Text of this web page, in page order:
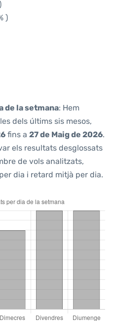
)
de la setmana: Hem
dels últims sis mesos,
fins a 27 de Maig de 2026.
els resultats desglossats
de vols analitzats,
dia i retard mitjà per dia.